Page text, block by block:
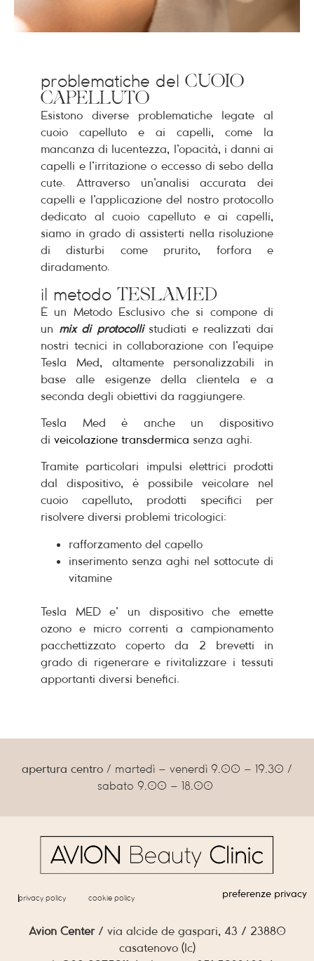
problematiche del CUOIO
CAPELLUTO
Esistono diverse problematiche legate al
cuoio capelluto e ai capelli, come la
mancanza di lucentezza, l’opacità, i danni ai
capelli e l’irritazione o eccesso di sebo della
cute. Attraverso un’analisi accurata dei
capelli e l’applicazione del nostro protocollo
dedicato al cuoio capelluto e ai capelli,
siamo in grado di assisterti nella risoluzione
di disturbi come prurito, forfora e
diradamento.
il metodo TESLAMED
È un Metodo Esclusivo che si compone di
un mix di protocollistudiati e realizzati dai
nostri tecnici in collaborazione con l’equipe
Tesla Med, altamente personalizzabili in
base alle esigenze della clientela e a
seconda degli obiettivi da raggiungere.
Tesla Med è anche un dispositivo
di veicolazione transdermica senza aghi.
Tramite particolari impulsi elettrici prodotti
dal dispositivo, è possibile veicolare nel
cuoio capelluto, prodotti specifici per
risolvere diversi problemi tricologici:
rafforzamento del capello
inserimento senza aghi nel sottocute di
vitamine
Tesla MED e’ un dispositivo che emette
ozono e micro correnti a campionamento
pacchettizzato coperto da 2 brevetti in
grado di rigenerare e rivitalizzare i tessuti
apportanti diversi benefici.
apertura centro / martedì – venerdì 9.00 – 19.30 /
sabato 9.00 – 18.00
privacy policy cookie policy preferenze privacy
Avion Center/ via alcide de gaspari, 43 / 23880
casatenovo (lc)